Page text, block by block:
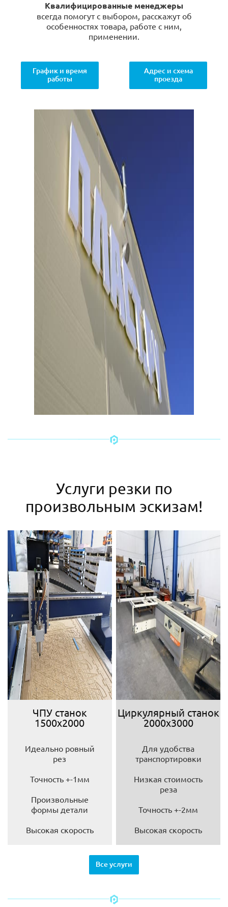
Квалифицированные менеджеры
всегда помогут с выбором, расскажут об
особенностях товара, работе с ним,
применении.
График и время
работы
Адрес и схема
проезда
Услуги резки по
произвольным эскизам!
ЧПУ станок
1500х2000
Идеально ровный
рез
Точность +-1мм
Произвольные
формы детали
Высокая скорость
Циркулярный станок
2000х3000
Для удобства
транспортировки
Низкая стоимость
реза
Точность +-2мм
Высокая скорость
Все услуги